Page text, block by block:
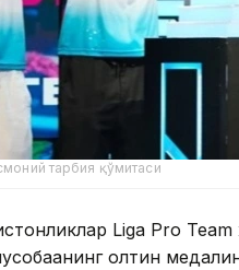
тарбия қўмитаси
Liga Pro
олтин